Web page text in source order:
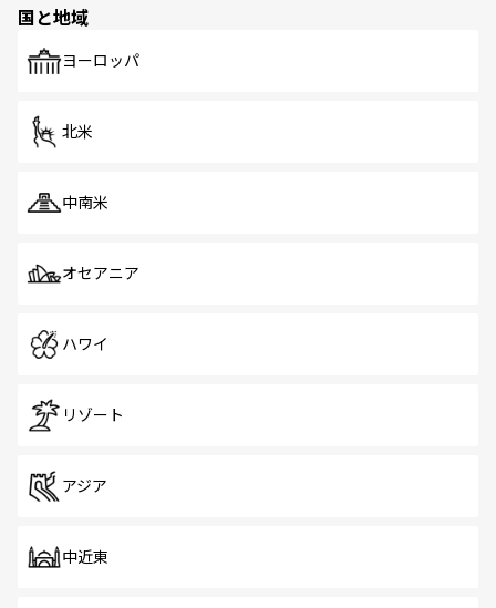
国と地域
ヨーロッパ
北米
中南米
オセアニア
ハワイ
リゾート
アジア
中近東